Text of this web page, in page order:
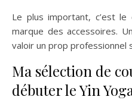
Le plus important, c’est
marque des accessoires.
valoir un prop professionnel
Ma sélection de
débuter le Yin